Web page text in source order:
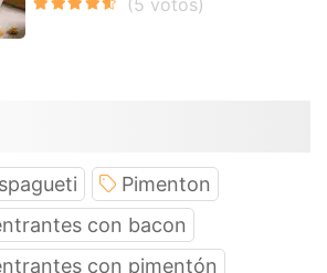
Pimenton
con bacon
con pimentón